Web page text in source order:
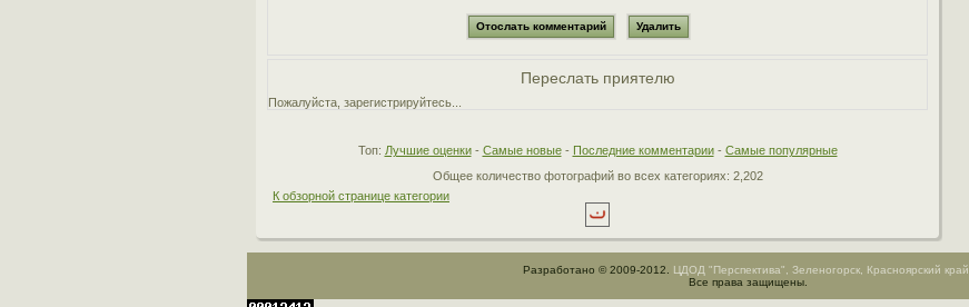
Переслать приятелю
Пожалуйста, зарегистрируйтесь...
Топ: Лучшие оценки- Самые новые- Последние комментарии- Самые популярные
Общее количество фотографий во всех категориях: 2,202
К обзорной странице категории
Разработано © 2009-2012. ЦДОД "Перспектива", Зеленогорск, Красноярский край
Все права защищены.